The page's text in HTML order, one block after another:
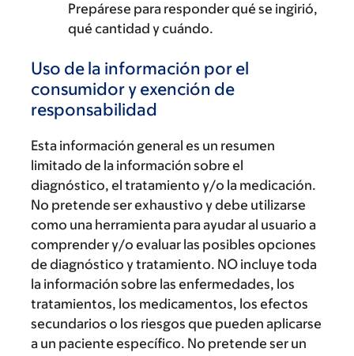
Prepárese para responder qué se ingirió,
qué cantidad y cuándo.
Uso de la información por el
consumidor y exención de
responsabilidad
Esta información general es un resumen
limitado de la información sobre el
diagnóstico, el tratamiento y/o la medicación.
No pretende ser exhaustivo y debe utilizarse
como una herramienta para ayudar al usuario a
comprender y/o evaluar las posibles opciones
de diagnóstico y tratamiento. NO incluye toda
la información sobre las enfermedades, los
tratamientos, los medicamentos, los efectos
secundarios o los riesgos que pueden aplicarse
a un paciente específico. No pretende ser un